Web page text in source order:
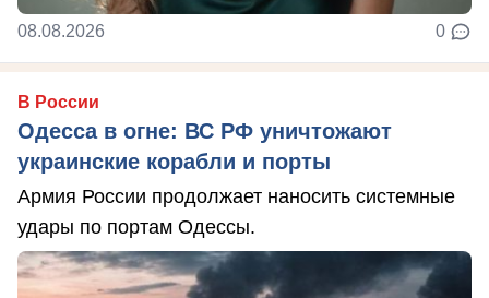
08.08.2026 0
В России
Одесса в огне: ВС РФ уничтожают
украинские корабли и порты
Армия России продолжает наносить системные
удары по портам Одессы.